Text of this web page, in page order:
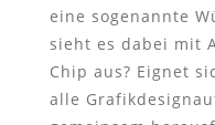
eine sogenannte
sieht es dabei mit
Chip aus? Eignet
alle